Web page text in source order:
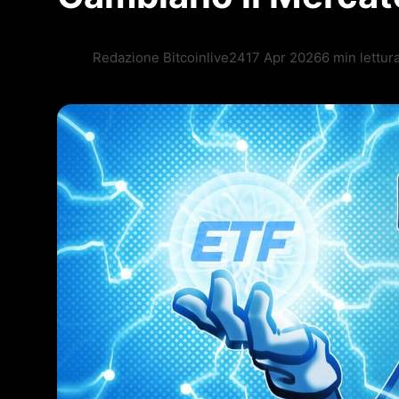
Redazione Bitcoinlive2417 Apr 20266 min